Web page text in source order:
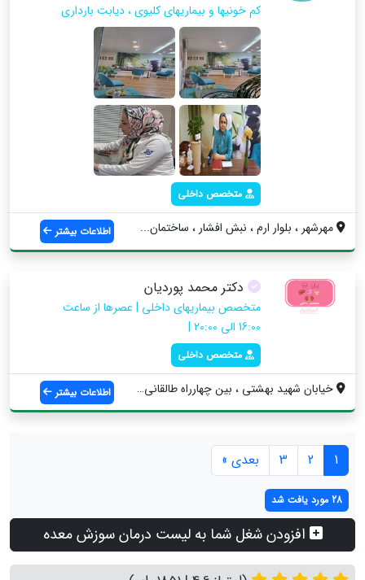
کم خونیها و بیماریهای کلیوی ، دیابت بارداری
متخصص داخلی
مهرشهر ، بلوار ارم ، نبش افشار ، ساختمان... اطلاعات بیشتر
دکتر محمد پوردیان
متخصص بیماریهای داخلی | عصرها از ساعت
16:00 الی 20:00 |
متخصص داخلی
خیابان شهید بهشتی ، بین چهارراه طالقانی ... اطلاعات بیشتر
1
2
3 بعدی »
28 مورد یافت شد
افزودن شغل شما به لیست درمان سوزش معده